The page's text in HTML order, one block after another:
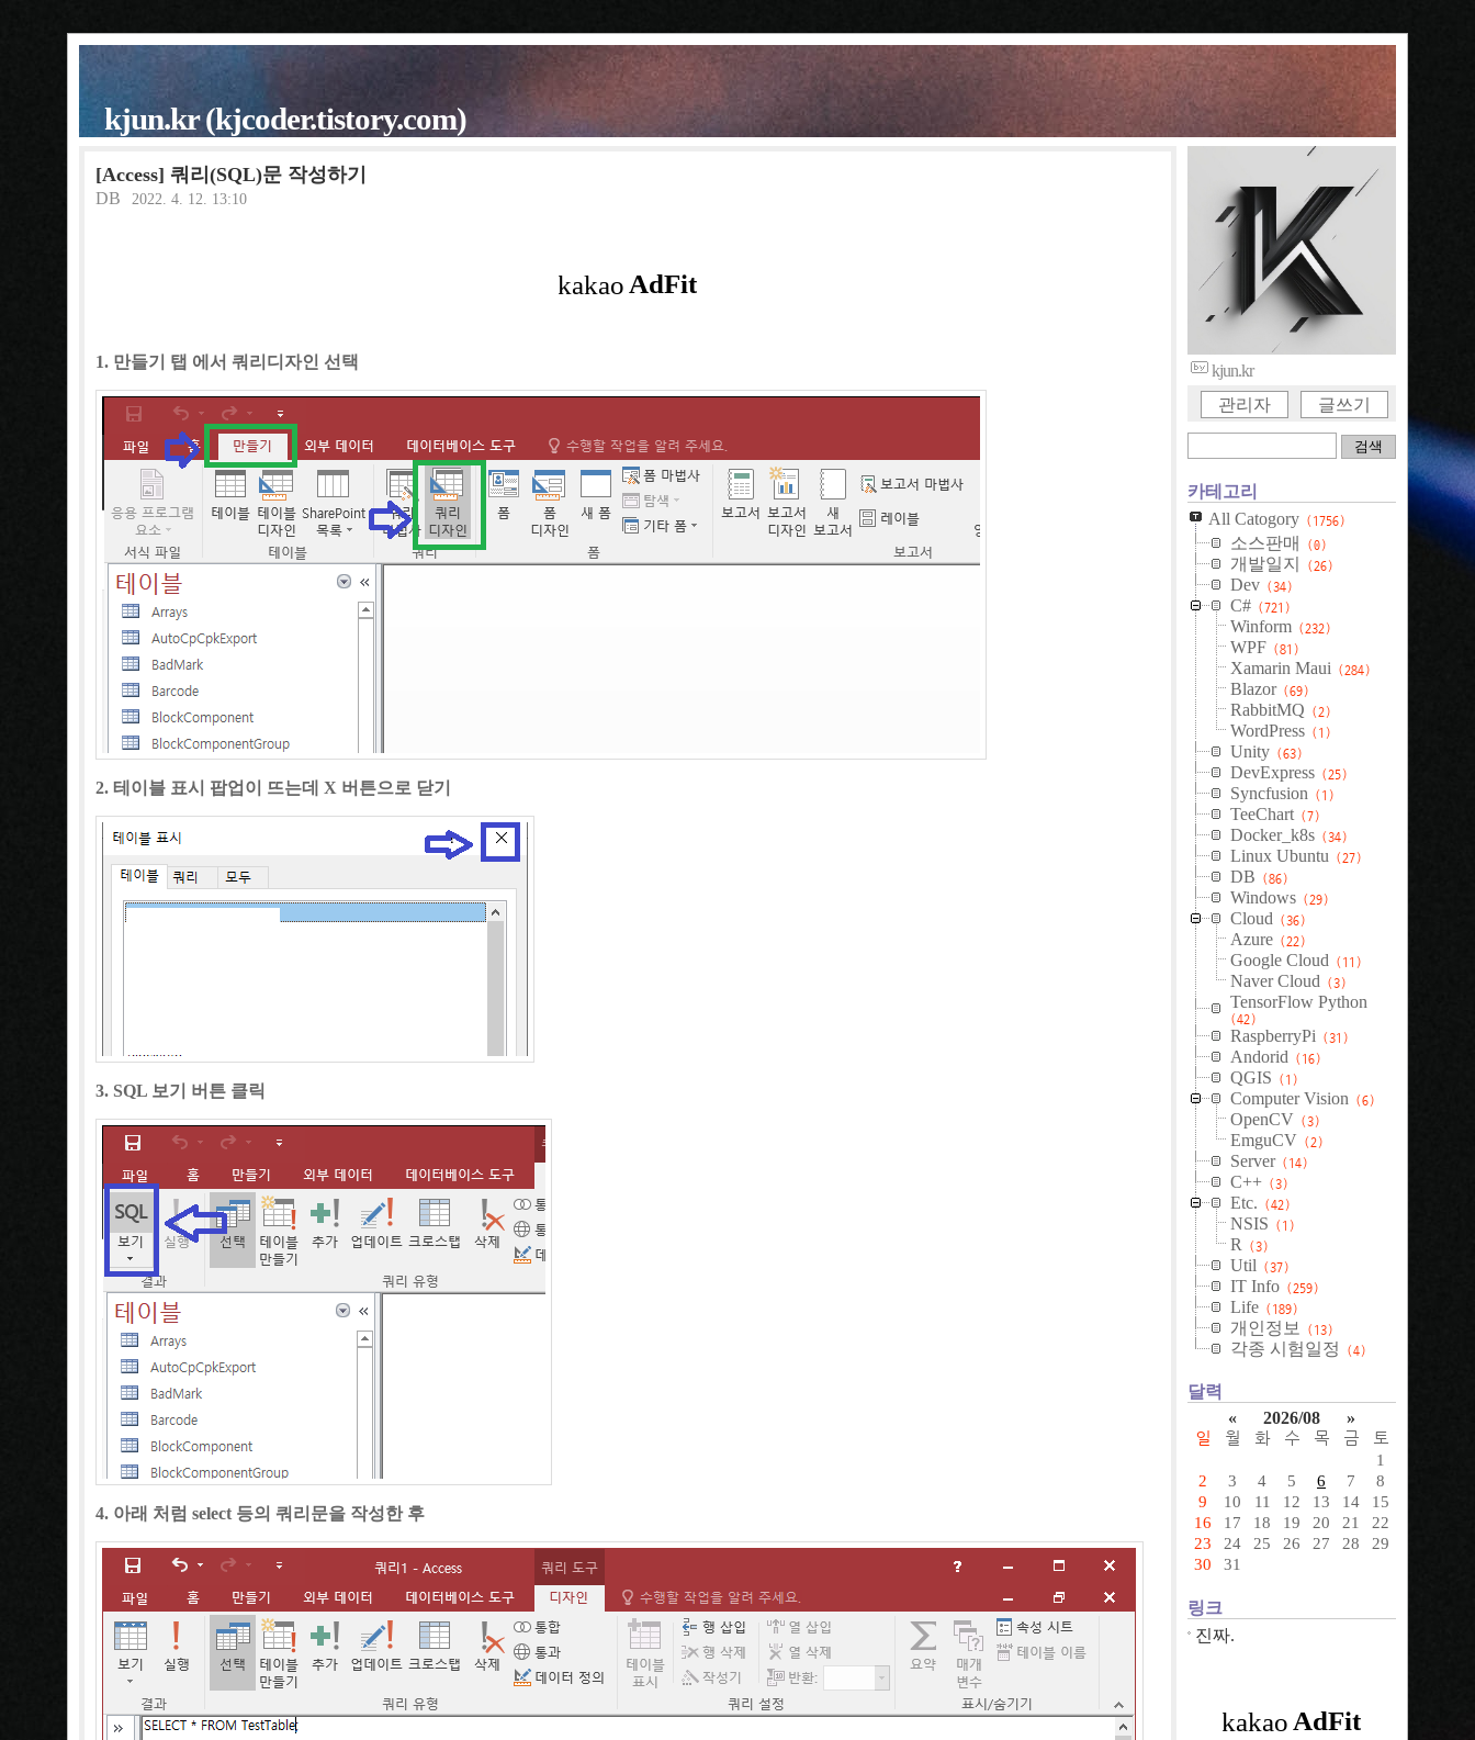
kjun.kr (kjcoder.tistory.com)
[Access] 쿼리(SQL)문 작성하기
DB 2022. 4. 12. 13:10
1. 만들기 탭 에서 쿼리디자인 선택
2. 테이블 표시 팝업이 뜨는데 X 버튼으로 닫기
3. SQL 보기 버튼 클릭
4. 아래 처럼 select 등의 쿼리문을 작성한 후
kjun.kr
관리자
글쓰기
카테고리
All Catogory (1756)
소스판매 (0)
개발일지 (26)
Dev (34)
C# (721)
Winform (232)
WPF (81)
Xamarin Maui (284)
Blazor(69)
RabbitMQ (2)
WordPress (1)
Unity (63)
DevExpress (25)
Syncfusion (1)
TeeChart (7)
Docker_k8s (34)
Linux Ubuntu (27)
DB (86)
Windows (29)
Cloud (36)
Azure (22)
Google Cloud (11)
Naver Cloud (3)
TensorFlow Python
(42)
RaspberryPi (31)
Andorid (16)
QGIS (1)
Computer Vision (6)
OpenCV (3)
EmguCV (2)
Server(14)
C++ (3)
Etc. (42)
NSIS (1)
R (3)
Util (37)
IT Info (259)
Life (189)
개인정보 (13)
각종 시험일정 (4)
달력
«
2026/08 »
일 월 화 수 목 금 토
1
2
3 4 5 6 7
8
9
10 11 12 13 14
15
16
17 18 19 20 21
22
23
24 25 26 27 28
29
30
31
링크
진짜.